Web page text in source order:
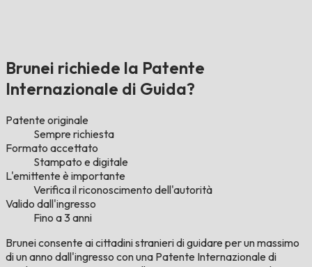
Brunei richiede la Patente
Internazionale di Guida?
Patente originale
Sempre richiesta
Formato accettato
Stampato e digitale
L'emittente è importante
Verifica il riconoscimento dell'autorità
Valido dall'ingresso
Fino a 3 anni
Brunei consente ai cittadini stranieri di guidare per un massimo
di un anno dall'ingresso con una Patente Internazionale di